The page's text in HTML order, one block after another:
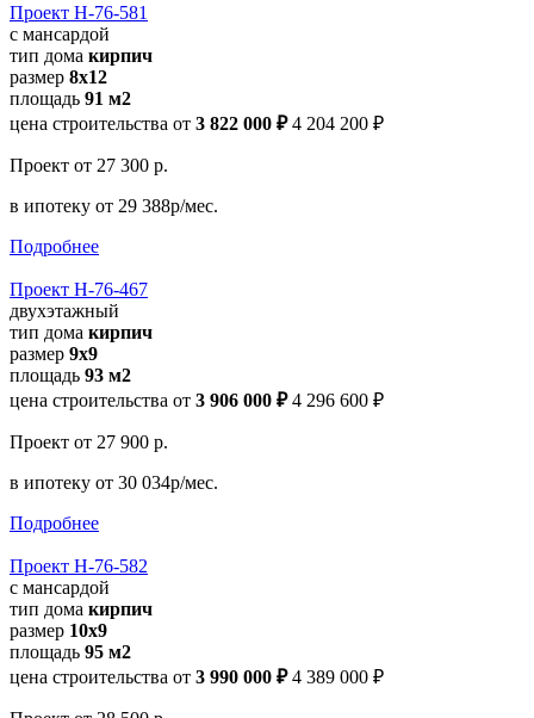
Проект Н-76-581
с мансардой
тип дома кирпич
размер 8х12
площадь 91 м2
цена строительства от 3 822 000 ₽ 4 204 200 ₽
Проект от 27 300 р.
в ипотеку от 29 388р/мес.
Подробнее
Проект Н-76-467
двухэтажный
тип дома кирпич
размер 9х9
площадь 93 м2
цена строительства от 3 906 000 ₽ 4 296 600 ₽
Проект от 27 900 р.
в ипотеку от 30 034р/мес.
Подробнее
Проект Н-76-582
с мансардой
тип дома кирпич
размер 10х9
площадь 95 м2
цена строительства от 3 990 000 ₽ 4 389 000 ₽